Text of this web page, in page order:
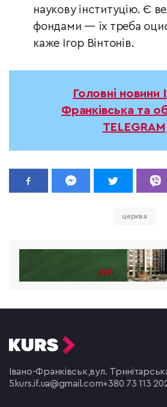
наукову інституцію. Є
фондами — їх треба
каже Ігор Вінтонів.
Головні новини
Франківська та
TELEGRAM
церква
Івано-Франківськ, вул.
5 kurs.if.ua@gmail.com+380 73 113